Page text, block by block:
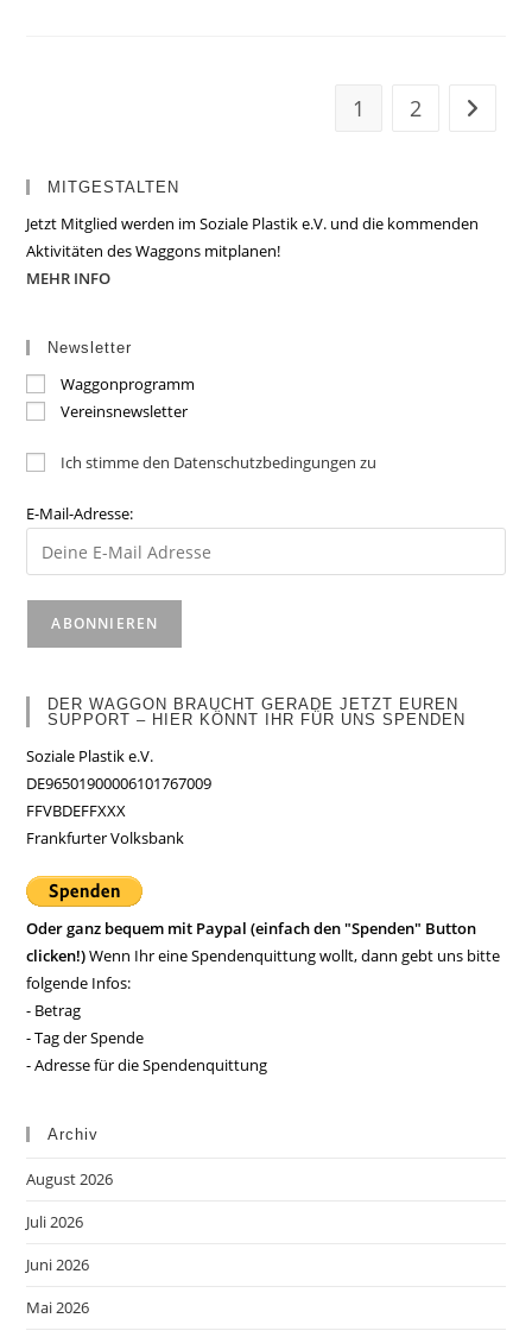
1 2 Zur
MITGESTALTEN
Jetzt Mitglied werden im Soziale Plastik e.V. und die kommenden
Aktivitäten des Waggons mitplanen!
MEHR INFO
Newsletter
Waggonprogramm
Vereinsnewsletter
Ich stimme den Datenschutzbedingungen zu
E-Mail-Adresse:
DER WAGGON BRAUCHT GERADE JETZT EUREN
SUPPORT – HIER KÖNNT IHR FÜR UNS SPENDEN
Soziale Plastik e.V.
DE96501900006101767009
FFVBDEFFXXX
Frankfurter Volksbank
Oder ganz bequem mit Paypal (einfach den "Spenden" Button
clicken!)Wenn Ihr eine Spendenquittung wollt, dann gebt uns bitte
folgende Infos:
- Betrag
- Tag der Spende
- Adresse für die Spendenquittung
Archiv
August 2026
Juli 2026
Juni 2026
Mai 2026